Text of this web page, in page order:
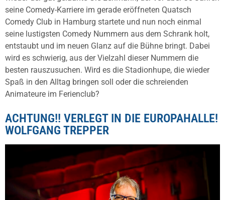
seine Comedy-Karriere im gerade eröffneten Quatsch
Comedy Club in Hamburg startete und nun noch einmal
seine lustigsten Comedy Nummern aus dem Schrank holt,
entstaubt und im neuen Glanz auf die Bühne bringt. Dabei
wird es schwierig, aus der Vielzahl dieser Nummern die
besten rauszusuchen. Wird es die Stadionhupe, die wieder
Spaß in den Alltag bringen soll oder die schreienden
Animateure im Ferienclub?
ACHTUNG!! VERLEGT IN DIE EUROPAHALLE!
WOLFGANG TREPPER